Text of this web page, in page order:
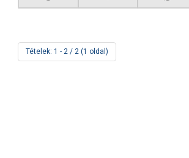
Tételek: 1 - 2 / 2 (1 oldal)